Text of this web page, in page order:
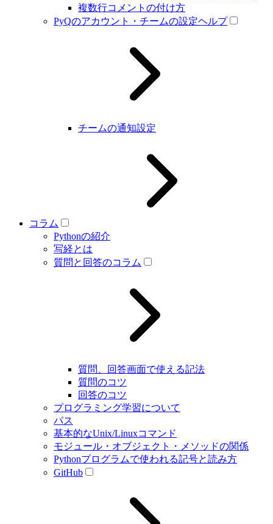
複数行コメントの付け方
PyQのアカウント・チームの設定ヘルプ
チームの通知設定
コラム
Pythonの紹介
写経とは
質問と回答のコラム
質問、回答画面で使える記法
質問のコツ
回答のコツ
プログラミング学習について
パス
基本的なUnix/Linuxコマンド
モジュール・オブジェクト・メソッドの関係
Pythonプログラムで使われる記号と読み方
GitHub